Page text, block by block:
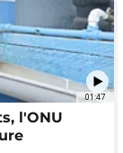
01:47
l'ONU